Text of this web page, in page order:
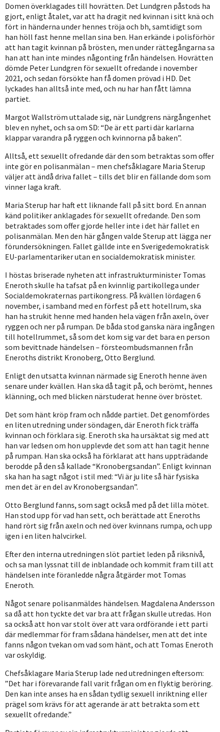
Domen överklagades till hovrätten. Det Lundgren påstods ha
gjort, enligt åtalet, var att ha dragit ned kvinnan i sitt knä och
fört in händerna under hennes tröja och bh, samtidigt som
han höll fast henne mellan sina ben. Han erkände i polisförhör
att han tagit kvinnan på brösten, men under rättegångarna sa
han att han inte mindes någonting från händelsen. Hovrätten
dömde Peter Lundgren för sexuellt ofredande i november
2021, och sedan försökte han få domen prövad i HD. Det
lyckades han alltså inte med, och nu har han fått lämna
partiet.
Margot Wallström uttalade sig, när Lundgrens närgångenhet
blev en nyhet, och sa om SD: “De är ett parti där karlarna
klappar varandra på ryggen och kvinnorna på baken”.
Alltså, ett sexuellt ofredande där den som betraktas som offer
inte gör en polisanmälan – men chefsåklagare Maria Sterup
väljer att ändå driva fallet – tills det blir en fällande dom som
vinner laga kraft.
Maria Sterup har haft ett liknande fall på sitt bord. En annan
känd politiker anklagades för sexuellt ofredande. Den som
betraktades som offer gjorde heller inte i det här fallet en
polisanmälan. Men den här gången valde Sterup att lägga ner
förundersökningen. Fallet gällde inte en Sverigedemokratisk
EU-parlamentariker utan en socialdemokratisk minister.
I höstas briserade nyheten att infrastrukturminister Tomas
Eneroth skulle ha tafsat på en kvinnlig partikollega under
Socialdemokraternas partikongress. På kvällen lördagen 6
november, i samband med en förfest på ett hotellrum, ska
han ha strukit henne med handen hela vägen från axeln, över
ryggen och ner på rumpan. De båda stod ganska nära ingången
till hotellrummet, så som det kom sig var det bara en person
som bevittnade händelsen – försteombudsmannen från
Eneroths distrikt Kronoberg, Otto Berglund.
Enligt den utsatta kvinnan närmade sig Eneroth henne även
senare under kvällen. Han ska då tagit på, och berömt, hennes
klänning, och med blicken närstuderat henne över bröstet.
Det som hänt kröp fram och nådde partiet. Det genomfördes
en liten utredning under söndagen, där Eneroth fick träffa
kvinnan och förklara sig. Eneroth ska ha ursäktat sig med att
han var ledsen om hon upplevde det som att han tagit henne
på rumpan. Han ska också ha förklarat att hans uppträdande
berodde på den så kallade “Kronobergsandan”. Enligt kvinnan
ska han ha sagt något i stil med: “Vi är ju lite så här fysiska
men det är en del av Kronobergsandan”.
Otto Berglund fanns, som sagt också med på det lilla mötet.
Han stod upp för vad han sett, och berättade att Eneroths
hand rört sig från axeln och ned över kvinnans rumpa, och upp
igen i en liten halvcirkel.
Efter den interna utredningen slöt partiet leden på riksnivå,
och sa man lyssnat till de inblandade och kommit fram till att
händelsen inte föranledde några åtgärder mot Tomas
Eneroth.
Något senare polisanmäldes händelsen. Magdalena Andersson
sa då att hon tyckte det var bra att frågan skulle utredas. Hon
sa också att hon var stolt över att vara ordförande i ett parti
där medlemmar för fram sådana händelser, men att det inte
fanns någon tvekan om vad som hänt, och att Tomas Eneroth
var oskyldig.
Chefsåklagare Maria Sterup lade ned utredningen eftersom:
”Det har i förevarande fall varit frågan om en flyktig beröring.
Den kan inte anses ha en sådan tydlig sexuell inriktning eller
prägel som krävs för att agerande är att betrakta som ett
sexuellt ofredande.”